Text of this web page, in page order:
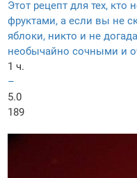
Этот рецепт для тех, кто
фруктами, а если вы не
яблоки, никто и не
необычайно сочными и
1 ч.
–
5.0
189